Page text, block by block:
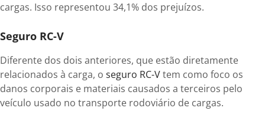
cargas. Isso representou 34,1% dos prejuízos.
Seguro RC-V
Diferente dos dois anteriores, que estão diretamente
relacionados à carga, o seguro RC-Vtem como foco os
danos corporais e materiais causados a terceiros pelo
veículo usado no transporte rodoviário de cargas.